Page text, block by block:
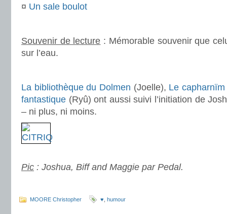
¤ Un sale boulot
Souvenir de lecture : Mémorable souvenir que
sur l’eau.
La bibliothèque du Dolmen (Joelle), Le
fantastique (Ryû) ont aussi suivi l’initiation de
– ni plus, ni moins.
Pic : Joshua, Biff and Maggie par Pedal.
MOORE Christopher ♥ humour